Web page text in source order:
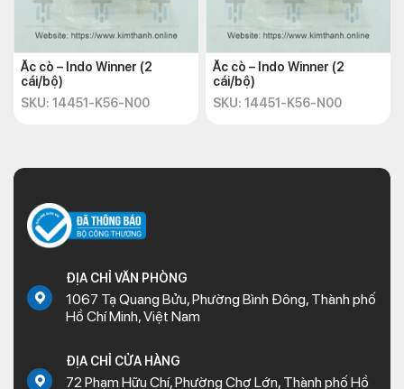
Ắc cò – Indo Winner (2
cái/bộ)
SKU: 14451-K56-N00
Ắc cò – Indo Winner (2
cái/bộ)
SKU: 14451-K56-N00
ĐỊA CHỈ VĂN PHÒNG
1067 Tạ Quang Bửu, Phường Bình Đông, Thành phố
Hồ Chí Minh, Việt Nam
ĐỊA CHỈ CỬA HÀNG
72 Phạm Hữu Chí, Phường Chợ Lớn, Thành phố Hồ